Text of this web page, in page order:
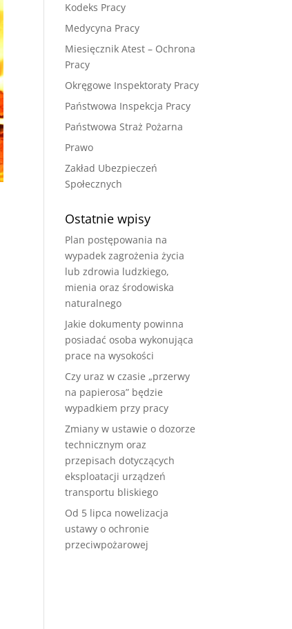
Kodeks Pracy
Medycyna Pracy
Miesięcznik Atest – Ochrona
Pracy
Okręgowe Inspektoraty Pracy
Państwowa Inspekcja Pracy
Państwowa Straż Pożarna
Prawo
Zakład Ubezpieczeń
Społecznych
Ostatnie wpisy
Plan postępowania na
wypadek zagrożenia życia
lub zdrowia ludzkiego,
mienia oraz środowiska
naturalnego
Jakie dokumenty powinna
posiadać osoba wykonująca
prace na wysokości
Czy uraz w czasie „przerwy
na papierosa” będzie
wypadkiem przy pracy
Zmiany w ustawie o dozorze
technicznym oraz
przepisach dotyczących
eksploatacji urządzeń
transportu bliskiego
Od 5 lipca nowelizacja
ustawy o ochronie
przeciwpożarowej